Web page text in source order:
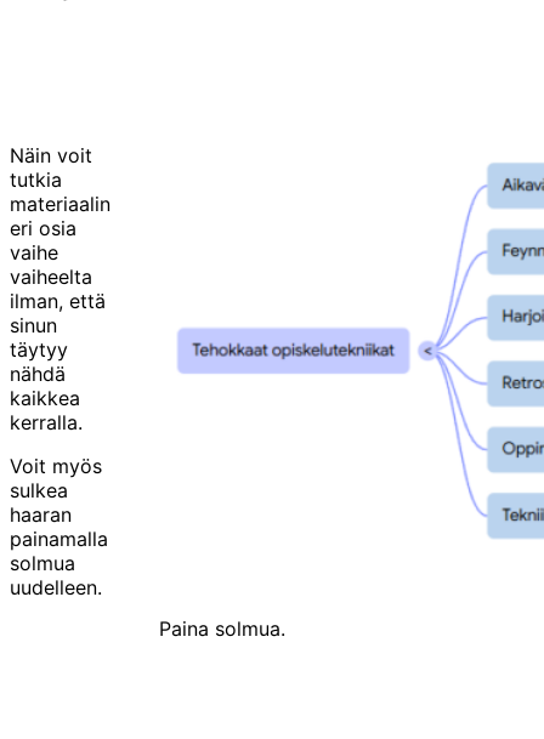
Näin voit
tutkia
materiaalin
eri osia
vaihe
vaiheelta
ilman, että
sinun
täytyy
nähdä
kaikkea
kerralla.
Voit myös
sulkea
haaran
painamalla
solmua
uudelleen.
Paina solmua.